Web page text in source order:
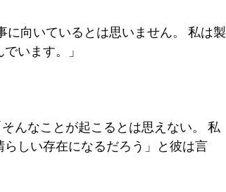
向いているとは思いません。 私は製
います。」
んなことが起こるとは思えない。 私
しい存在になるだろう」と彼は言